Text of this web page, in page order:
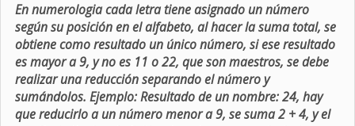
En numerologia cada letra tiene asignado un número
según su posición en el alfabeto, al hacer la suma total, se
obtiene como resultado un único número, si ese resultado
es mayor a 9, y no es 11 o 22, que son maestros, se debe
realizar una reducción separando el número y
sumándolos. Ejemplo: Resultado de un nombre: 24, hay
que reducirlo a un número menor a 9, se suma 2 + 4, y el